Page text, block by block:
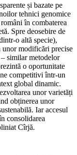
și bazate pe
tehnici genomice
în combaterea
Spre deosebire de
o altă specie),
unor modificări precise
similar metodelor
o oportunitate
competitivi într-un
global dinamic.
unor varietăți
obținerea unor
Iar accesul
consolidarea
Cîrjă.